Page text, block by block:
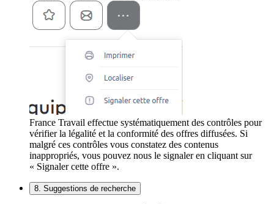
France Travail effectue systématiquement des contrôles pour
vérifier la légalité et la conformité des offres diffusées. Si
malgré ces contrôles vous constatez des contenus
inappropriés, vous pouvez nous le signaler en cliquant sur
« Signaler cette offre ».
8. Suggestions de recherche